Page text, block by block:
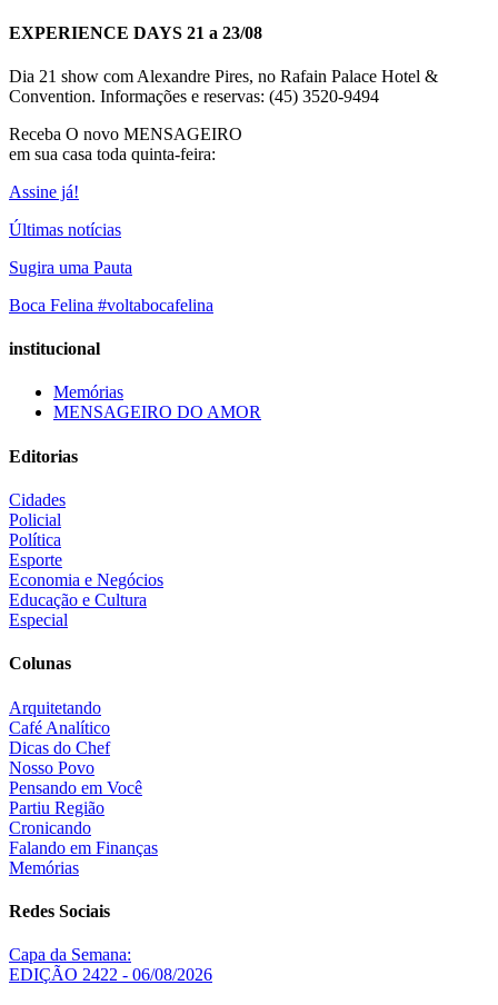
EXPERIENCE DAYS 21 a 23/08
Dia 21 show com Alexandre Pires, no Rafain Palace Hotel &
Convention. Informações e reservas: (45) 3520-9494
Receba O novo MENSAGEIRO
em sua casa toda quinta-feira:
Assine já!
Últimas notícias
Sugira uma Pauta
Boca Felina #voltabocafelina
institucional
Memórias
MENSAGEIRO DO AMOR
Editorias
Cidades
Policial
Política
Esporte
Economia e Negócios
Educação e Cultura
Especial
Colunas
Arquitetando
Café Analítico
Dicas do Chef
Nosso Povo
Pensando em Você
Partiu Região
Cronicando
Falando em Finanças
Memórias
Redes Sociais
Capa da Semana:
EDIÇÃO 2422 - 06/08/2026